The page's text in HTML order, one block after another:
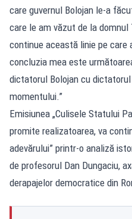
care guvernul Bolojan le-a
care le am văzut de la
continue această linie pe care
concluzia mea este
dictatorul Bolojan cu
momentului.”
Emisiunea „Culisele Statului
promite realizatoarea, va
adevărului” printr-o analiză
de profesorul Dan Dungaciu,
derapajelor democratice din